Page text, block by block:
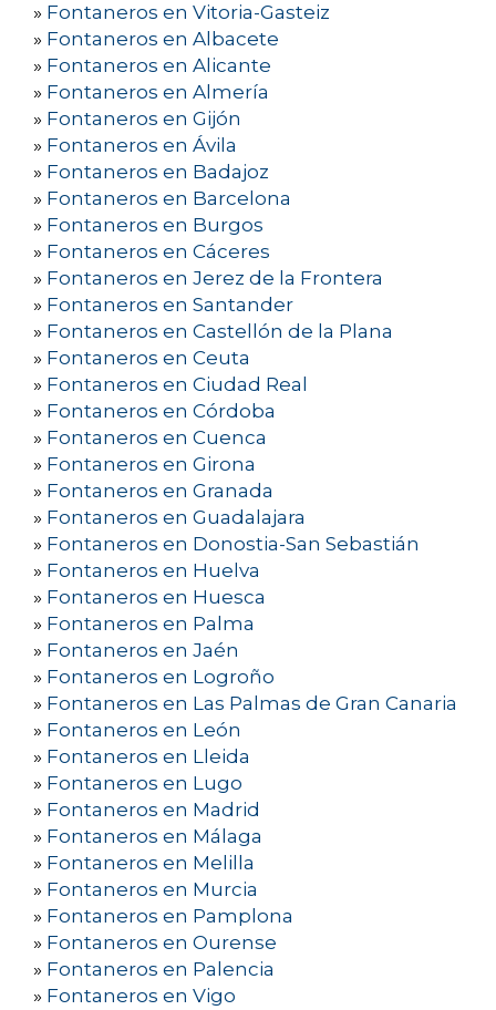
» Fontaneros en Vitoria-Gasteiz
» Fontaneros en Albacete
» Fontaneros en Alicante
» Fontaneros en Almería
» Fontaneros en Gijón
» Fontaneros en Ávila
» Fontaneros en Badajoz
» Fontaneros en Barcelona
» Fontaneros en Burgos
» Fontaneros en Cáceres
» Fontaneros en Jerez de la Frontera
» Fontaneros en Santander
» Fontaneros en Castellón de la Plana
» Fontaneros en Ceuta
» Fontaneros en Ciudad Real
» Fontaneros en Córdoba
» Fontaneros en Cuenca
» Fontaneros en Girona
» Fontaneros en Granada
» Fontaneros en Guadalajara
» Fontaneros en Donostia-San Sebastián
» Fontaneros en Huelva
» Fontaneros en Huesca
» Fontaneros en Palma
» Fontaneros en Jaén
» Fontaneros en Logroño
» Fontaneros en Las Palmas de Gran Canaria
» Fontaneros en León
» Fontaneros en Lleida
» Fontaneros en Lugo
» Fontaneros en Madrid
» Fontaneros en Málaga
» Fontaneros en Melilla
» Fontaneros en Murcia
» Fontaneros en Pamplona
» Fontaneros en Ourense
» Fontaneros en Palencia
» Fontaneros en Vigo